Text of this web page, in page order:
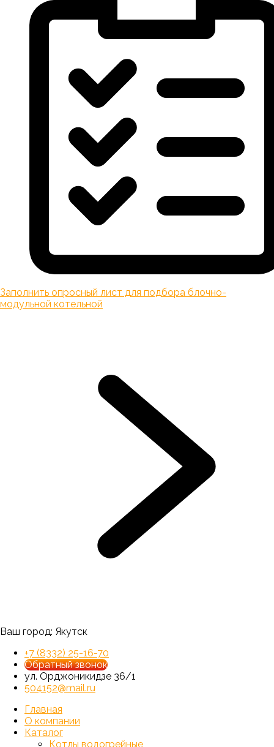
Заполнить опросный лист для подбора блочно-
модульной котельной
Ваш город: Якутск
+7 (8332) 25-16-70
Обратный звонок
ул. Орджоникидзе 36/1
504152@mail.ru
Главная
О компании
Каталог
Котлы водогрейные